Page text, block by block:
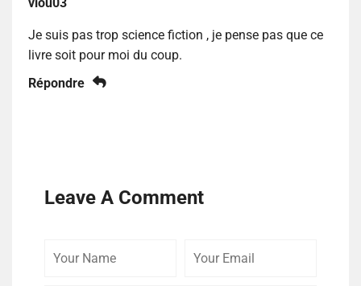
Je suis pas trop science fiction , je pense pas que ce
livre soit pour moi du coup.
Répondre
Leave A Comment